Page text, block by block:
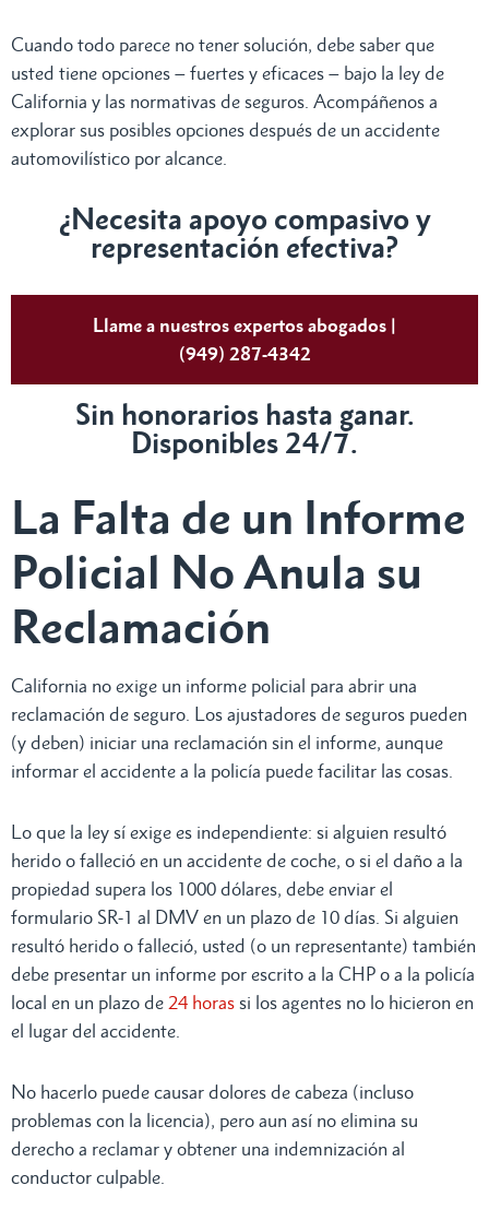
Cuando todo parece no tener solución, debe saber que
usted tiene opciones – fuertes y eficaces – bajo la ley de
California y las normativas de seguros. Acompáñenos a
explorar sus posibles opciones después de un accidente
automovilístico por alcance.
¿Necesita apoyo compasivo y
representación efectiva?
Llame a nuestros expertos abogados |
(949) 287-4342
Sin honorarios hasta ganar.
Disponibles 24/7.
La Falta de un Informe
Policial No Anula su
Reclamación
California no exige un informe policial para abrir una
reclamación de seguro. Los ajustadores de seguros pueden
(y deben) iniciar una reclamación sin el informe, aunque
informar el accidente a la policía puede facilitar las cosas.
Lo que la ley sí exige es independiente: si alguien resultó
herido o falleció en un accidente de coche, o si el daño a la
propiedad supera los 1000 dólares, debe enviar el
formulario SR-1 al DMV en un plazo de 10 días. Si alguien
resultó herido o falleció, usted (o un representante) también
debe presentar un informe por escrito a la CHP o a la policía
local en un plazo de 24 horas si los agentes no lo hicieron en
el lugar del accidente.
No hacerlo puede causar dolores de cabeza (incluso
problemas con la licencia), pero aun así no elimina su
derecho a reclamar y obtener una indemnización al
conductor culpable.